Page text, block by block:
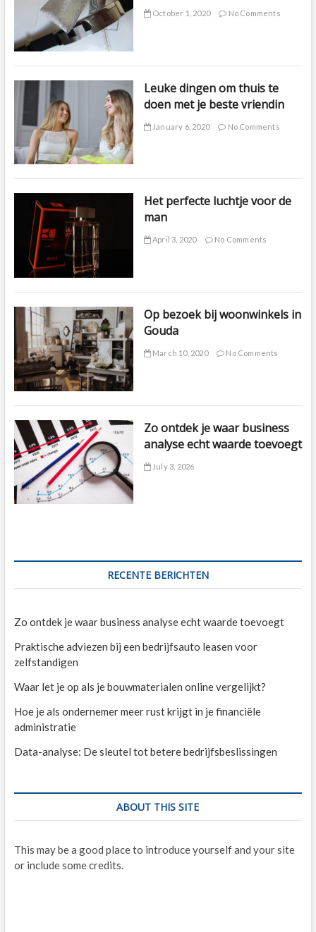
October 1, 2020 No Comments
Leuke dingen om thuis te
doen met je beste vriendin
January 6, 2020 No Comments
Het perfecte luchtje voor de
man
April 3, 2020 No Comments
Op bezoek bij woonwinkels in
Gouda
March 10, 2020 No Comments
Zo ontdek je waar business
analyse echt waarde toevoegt
July 3, 2026
RECENTE BERICHTEN
Zo ontdek je waar business analyse echt waarde toevoegt
Praktische adviezen bij een bedrijfsauto leasen voor
zelfstandigen
Waar let je op als je bouwmaterialen online vergelijkt?
Hoe je als ondernemer meer rust krijgt in je financiële
administratie
Data-analyse: De sleutel tot betere bedrijfsbeslissingen
ABOUT THIS SITE
This may be a good place to introduce yourself and your site
or include some credits.